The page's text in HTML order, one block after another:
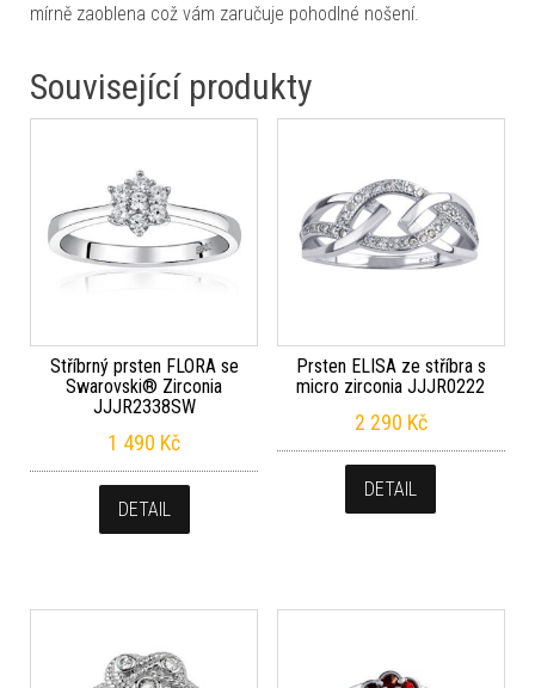
mírně zaoblena což vám zaručuje pohodlné nošení.
Související produkty
Stříbrný prsten FLORA se
Swarovski® Zirconia
JJJR2338SW
1 490 Kč
DETAIL
Prsten ELISA ze stříbra s
micro zirconia JJJR0222
2 290 Kč
DETAIL